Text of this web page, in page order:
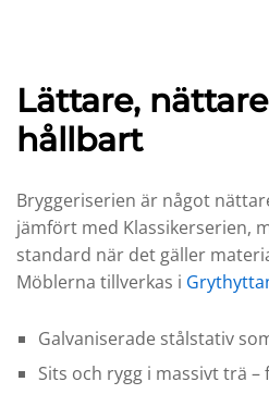
Lättare,
hållbart
Bryggeriserien är något
jämfört med Klassikerserien,
standard när det gäller
Möblerna tillverkas i
Galvaniserade stålstativ
Sits och rygg i massivt trä